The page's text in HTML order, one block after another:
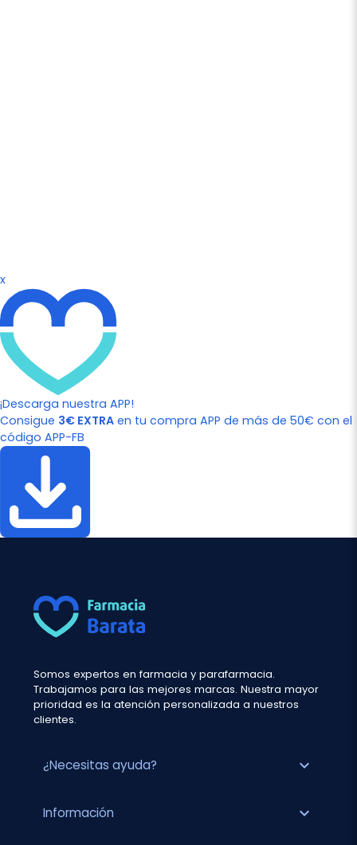
x
¡Descarga nuestra APP!
Consigue 3€ EXTRA en tu compra APP de más de 50€ con el
código APP-FB
Somos expertos en farmacia y parafarmacia.
Trabajamos para las mejores marcas. Nuestra mayor
prioridad es la atención personalizada a nuestros
clientes.
¿Necesitas ayuda? expand_more
Información expand_more